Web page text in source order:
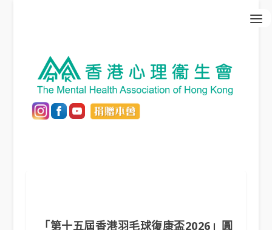
「第十五屆香港羽毛球復康盃2026」圓